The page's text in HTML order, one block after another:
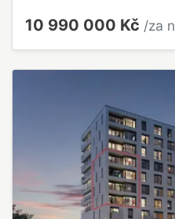
10 990 000 Kč /za